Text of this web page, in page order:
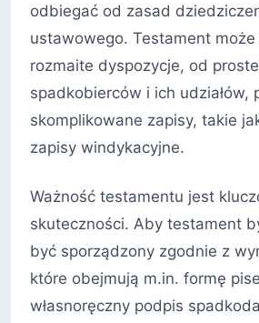
odbiegać od zasad
ustawowego. Testament
rozmaite dyspozycje, od
spadkobierców i ich udziałów,
skomplikowane zapisy, takie
zapisy windykacyjne.
Ważność testamentu jest
skuteczności. Aby testament
być sporządzony zgodnie z
które obejmują m.in. formę
własnoręczny podpis